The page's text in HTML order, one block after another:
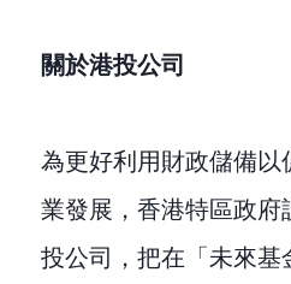
關於港投公司
為更好利用財政儲備
業發展，香港特區政
投公司，把在「未來